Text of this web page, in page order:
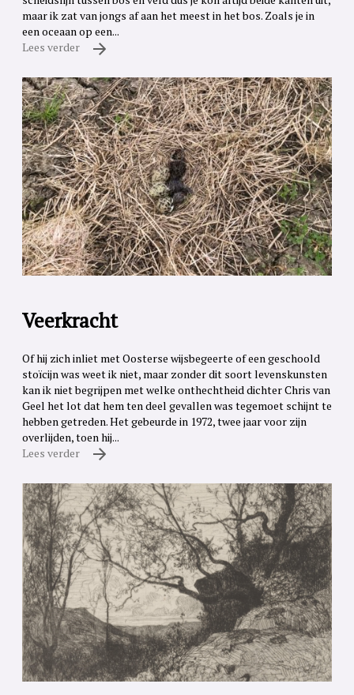
maar ik zat van jongs af aan het meest in het bos. Zoals je in
een oceaan op een...
Lees verder
Veerkracht
Of hij zich inliet met Oosterse wijsbegeerte of een geschoold
stoïcijn was weet ik niet, maar zonder dit soort levenskunsten
kan ik niet begrijpen met welke onthechtheid dichter Chris van
Geel het lot dat hem ten deel gevallen was tegemoet schijnt te
hebben getreden. Het gebeurde in 1972, twee jaar voor zijn
overlijden, toen hij...
Lees verder